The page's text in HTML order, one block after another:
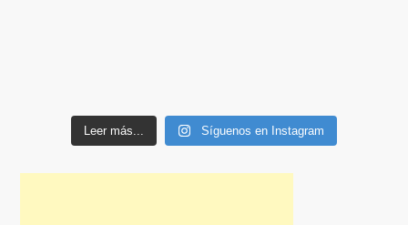
Leer más... Síguenos en Instagram